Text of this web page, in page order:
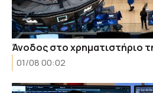
Άνοδος στο χρηματιστήριο
01/08 00:02